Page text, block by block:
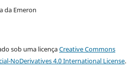
da Emeron
sob uma licençaCreative Commons
NoDerivatives 4.0 International License.